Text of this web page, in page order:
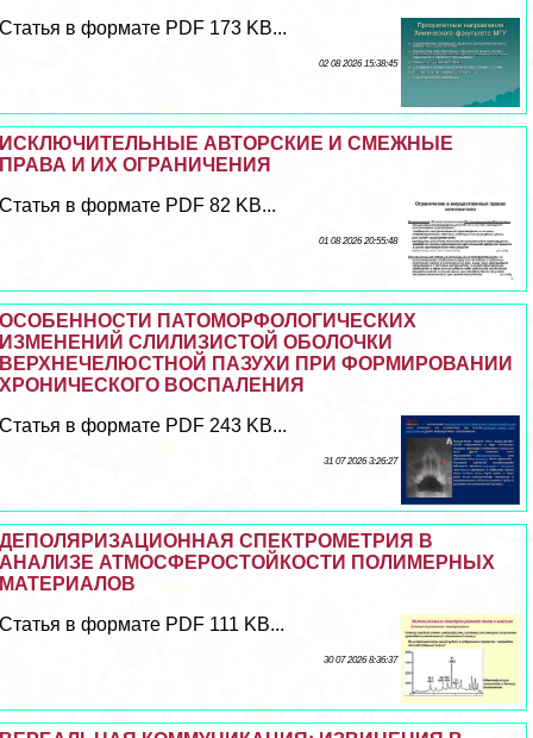
Статья в формате PDF 173 KB...
02 08 2026 15:38:45
ИСКЛЮЧИТЕЛЬНЫЕ АВТОРСКИЕ И СМЕЖНЫЕ
ПРАВА И ИХ ОГРАНИЧЕНИЯ
Статья в формате PDF 82 KB...
01 08 2026 20:55:48
ОСОБЕННОСТИ ПАТОМОРФОЛОГИЧЕСКИХ
ИЗМЕНЕНИЙ СЛИЛИЗИСТОЙ ОБОЛОЧКИ
ВЕРХНЕЧЕЛЮСТНОЙ ПАЗУХИ ПРИ ФОРМИРОВАНИИ
ХРОНИЧЕСКОГО ВОСПАЛЕНИЯ
Статья в формате PDF 243 KB...
31 07 2026 3:26:27
ДЕПОЛЯРИЗАЦИОННАЯ СПЕКТРОМЕТРИЯ В
АНАЛИЗЕ АТМОСФЕРОСТОЙКОСТИ ПОЛИМЕРНЫХ
МАТЕРИАЛОВ
Статья в формате PDF 111 KB...
30 07 2026 8:36:37